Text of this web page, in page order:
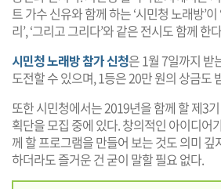
트 가수 신유와 함께 하는 ‘시민청 노래방’
리’, ‘그리고 그리다’와 같은 전시도 함께 한
시민청 노래방 참가 신청은 1월 7일까지 받
도전할 수 있으며, 1등은 20만 원의 상금도
또한 시민청에서는 2019년을 함께 할 제3
획단을 모집 중에 있다. 창의적인 아이디어
께 할 프로그램을 만들어 보는 것도 의미 깊
하더라도 즐거운 건 굳이 말할 필요 없다.